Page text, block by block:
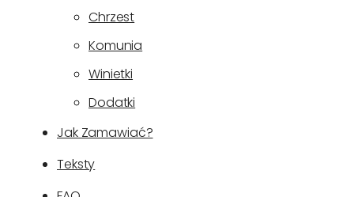
Chrzest
Komunia
Winietki
Dodatki
Jak Zamawiać?
Teksty